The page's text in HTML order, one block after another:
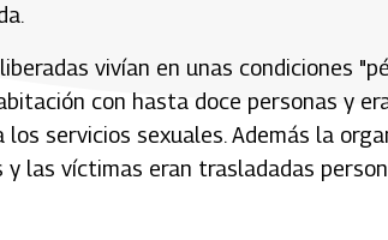
vivían en unas condiciones
con hasta doce personas y
servicios sexuales. Además la
las víctimas eran trasladadas